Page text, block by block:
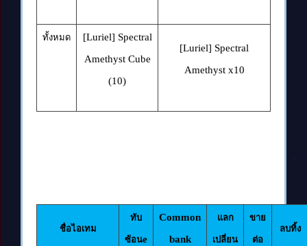
ทั้งหมด
[Luriel] Spectral
Amethyst Cube
(10)
[Luriel] Spectral
Amethystx10
ชื่อไอเทม
ทับ
ซ้อนe
Common
bank
แลก
เปลี่ยน
ขาย
ต่อ
ลบทิ้ง